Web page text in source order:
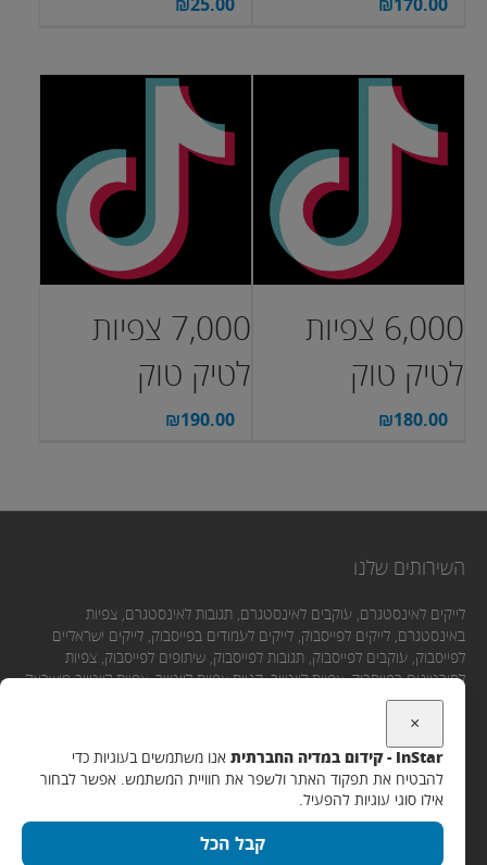
₪170.00
₪25.00
6,000 צפיות
לטיק טוק
₪180.00
7,000 צפיות
לטיק טוק
₪190.00
השירותים שלנו
לייקים לאינסטגרם, עוקבים לאינסטגרם, תגובות לאינסטגרם, צפיות
באינסטגרם, לייקים לפייסבוק, לייקים לעמודים בפייסבוק, לייקים ישראליים
לפייסבוק, עוקבים לפייסבוק, תגובות לפייסבוק, שיתופים לפייסבוק, צפיות
לסירטונים בפייסבוק, צפיות ליוטיוב, קניית צפיות ליוטיוב, צפיות ליוטיוב מישראל,
לייקים ליוטיוב, תגובות ליוטיוב, מנויים ליוטיוב.
יצירת קשר
אימייל:
×
InStar - קידום במדיה החברתית
אנו משתמשים בעוגיות כדי
להבטיח את תפקוד האתר ולשפר את חוויית המשתמש. אפשר לבחור
אילו סוגי עוגיות להפעיל.
קבל הכל